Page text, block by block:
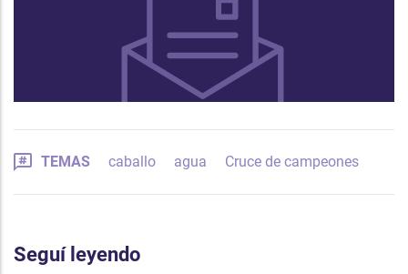
TEMAS caballo agua Cruce de campeones
Seguí leyendo